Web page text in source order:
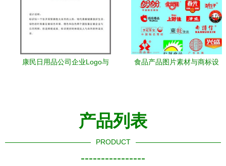
康民日用品公司企业Logo与
食品产品图片素材与商标设
产品列表
PRODUCT
----------------